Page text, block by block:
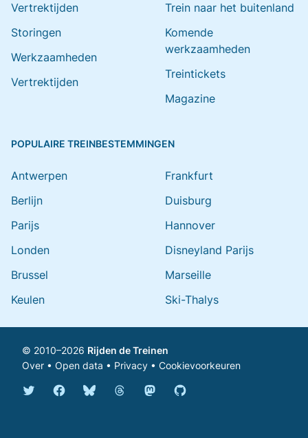
Vertrektijden
Storingen
Werkzaamheden
Vertrektijden
Trein naar het buitenland
Komende
werkzaamheden
Treintickets
Magazine
POPULAIRE TREINBESTEMMINGEN
Antwerpen
Berlijn
Parijs
Londen
Brussel
Keulen
Frankfurt
Duisburg
Hannover
Disneyland Parijs
Marseille
Ski-Thalys
© 2010–2026 Rijden de Treinen
Over • Open data • Privacy • Cookievoorkeuren